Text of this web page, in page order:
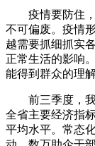
疫情要防住，
不可偏废。疫情
越需要抓细抓实
正常生活的影响
能得到群众的理
前三季度，我
全省主要经济指
平均水平。常态